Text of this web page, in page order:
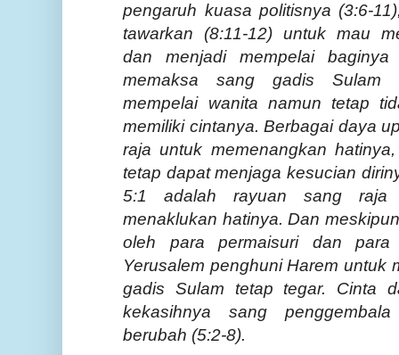
pengaruh kuasa politisnya (3:6-
tawarkan (8:11-12) untuk mau
dan menjadi mempelai
memaksa sang gadis Sulam
mempelai wanita namun tetap
memiliki cintanya. Berbagai daya
raja untuk memenangkan
tetap dapat menjaga kesucian
5:1 adalah rayuan sang raja
menaklukan hatinya. Dan
oleh para permaisuri dan para
Yerusalem penghuni Harem untuk
gadis Sulam tetap tegar. Cinta
kekasihnya sang
berubah (5:2-8).